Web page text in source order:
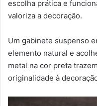
escolha prática e
valoriza a decoração.
Um gabinete suspenso
elemento natural e
metal na cor preta
originalidade à